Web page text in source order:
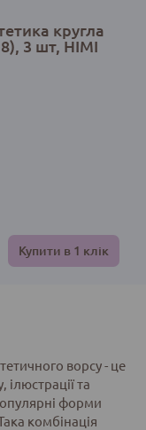
кругла
3 шт, HIMI
Купити в 1 клік
ворсу - це
та
форми
комбінація